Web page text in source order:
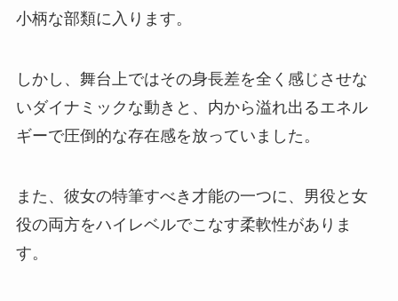
小柄な部類に入ります。
しかし、舞台上ではその身長差を全く感じさせな
いダイナミックな動きと、内から溢れ出るエネル
ギーで圧倒的な存在感を放っていました。
また、彼女の特筆すべき才能の一つに、男役と女
役の両方をハイレベルでこなす柔軟性がありま
す。